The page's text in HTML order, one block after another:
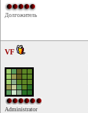
Долгожитель
VF
Administrator